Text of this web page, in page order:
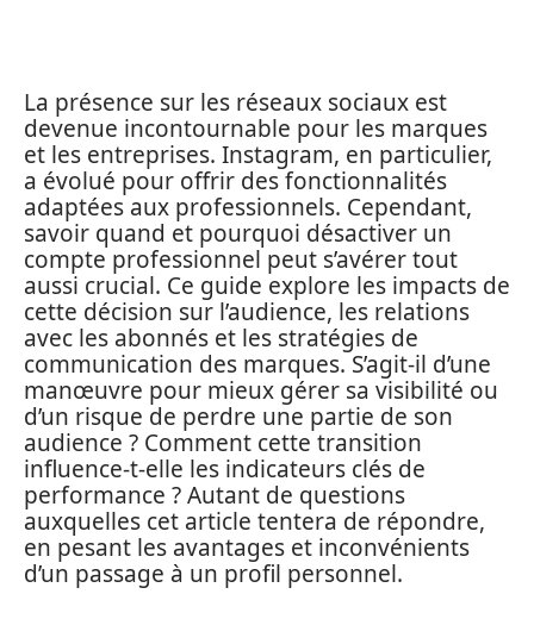
La présence sur les réseaux sociaux est
devenue incontournable pour les marques
et les entreprises. Instagram, en particulier,
a évolué pour offrir des fonctionnalités
adaptées aux professionnels. Cependant,
savoir quand et pourquoi désactiver un
compte professionnel peut s’avérer tout
aussi crucial. Ce guide explore les impacts de
cette décision sur l’audience, les relations
avec les abonnés et les stratégies de
communication des marques. S’agit-il d’une
manœuvre pour mieux gérer sa visibilité ou
d’un risque de perdre une partie de son
audience ? Comment cette transition
influence-t-elle les indicateurs clés de
performance ? Autant de questions
auxquelles cet article tentera de répondre,
en pesant les avantages et inconvénients
d’un passage à un profil personnel.